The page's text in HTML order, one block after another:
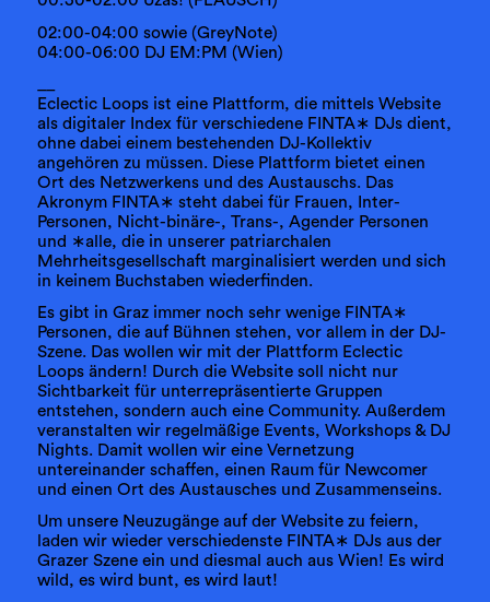
02:00-04:00 sowie (GreyNote)
04:00-06:00 DJ EM:PM (Wien)
Eclectic Loops ist eine Plattform, die mittels Website
als digitaler Index für verschiedene FINTA∗ DJs dient,
ohne dabei einem bestehenden DJ-Kollektiv
angehören zu müssen. Diese Plattform bietet einen
Ort des Netzwerkens und des Austauschs. Das
Akronym FINTA∗ steht dabei für Frauen, Inter-
Personen, Nicht-binäre-, Trans-, Agender Personen
und ∗alle, die in unserer patriarchalen
Mehrheitsgesellschaft marginalisiert werden und sich
in keinem Buchstaben wiederfinden.
Es gibt in Graz immer noch sehr wenige FINTA∗
Personen, die auf Bühnen stehen, vor allem in der DJ-
Szene. Das wollen wir mit der Plattform Eclectic
Loops ändern! Durch die Website soll nicht nur
Sichtbarkeit für unterrepräsentierte Gruppen
entstehen, sondern auch eine Community. Außerdem
veranstalten wir regelmäßige Events, Workshops & DJ
Nights. Damit wollen wir eine Vernetzung
untereinander schaffen, einen Raum für Newcomer
und einen Ort des Austausches und Zusammenseins.
Um unsere Neuzugänge auf der Website zu feiern,
laden wir wieder verschiedenste FINTA∗ DJs aus der
Grazer Szene ein und diesmal auch aus Wien! Es wird
wild, es wird bunt, es wird laut!